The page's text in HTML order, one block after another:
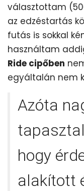
választottam
az edzéstartás
futás is sokkal
használtam
Ride cipőben
egyáltalán nem
Azóta
hogy
alakított